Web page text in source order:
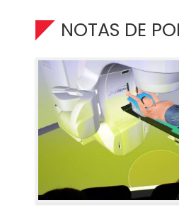
NOTAS DE